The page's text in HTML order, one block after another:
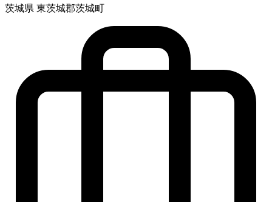
茨城県 東茨城郡茨城町